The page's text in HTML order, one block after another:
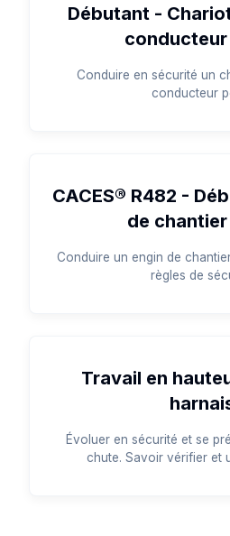
Débutant -
Conduire en sécurité un
conducteur
CACES® R482 -
de chantier
Conduire un engin de
règles de
Travail en
Évoluer en sécurité et se
chute. Savoir vérifier et